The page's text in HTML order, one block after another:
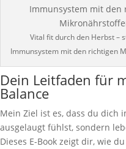
Vital fit durch den Herbst –
Immunsystem mit den richtigen
Dein Leitfaden für
Balance
Mein Ziel ist es, dass du dich
ausgelaugt fühlst, sondern
Dieses E-Book zeigt dir, wie